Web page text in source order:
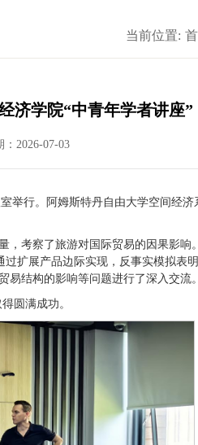
当前位置:
济学院“中青年学者讲座”
：2026-07-03
举行。阿姆斯特丹自由大学空间经济
，考察了旅游对国际贸易的因果影响
扩展产品边际实现，反事实模拟表
结构的影响等问题进行了深入交流。
圆满成功。